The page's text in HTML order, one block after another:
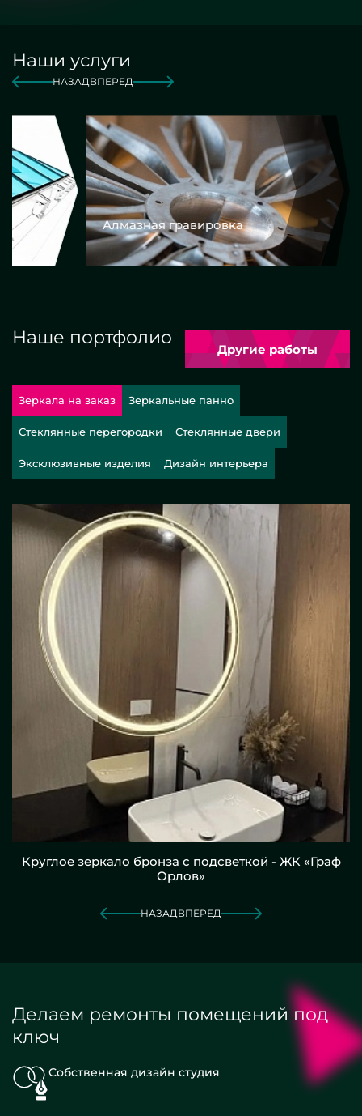
Наши услуги
НАЗАДВПЕРЕД
Алмазная гравировка
Наше портфолио
Другие работы
Зеркала на заказ Зеркальные панно
Стеклянные перегородки Стеклянные двери
Эксклюзивные изделия Дизайн интерьера
Круглое зеркало бронза с подсветкой - ЖК «Граф
Орлов»
НАЗАДВПЕРЕД
Делаем ремонты помещений под
ключ
Собственная дизайн студия